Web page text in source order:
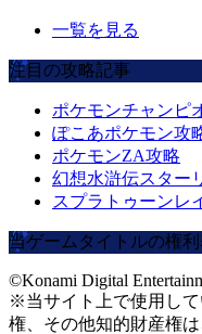
一覧を見る
注目の攻略記事
ポケモンチャンピ
ぽこあポケモン攻
ポケモンZA攻略
幻想水滸伝スター
スプラトゥーンレ
当ゲームタイトルの権
©Konami Digital
※当サイト上で使用し
権、その他知的財産権